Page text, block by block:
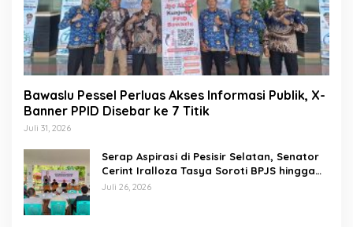
Bawaslu Pessel Perluas Akses Informasi Publik, X-
Banner PPID Disebar ke 7 Titik
Juli 31, 2026
Serap Aspirasi di Pesisir Selatan, Senator
Cerint Iralloza Tasya Soroti BPJS hingga
Kurikulum Merdeka
Juli 26, 2026